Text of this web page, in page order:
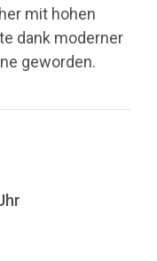
mit hohen
dank moderner
geworden.